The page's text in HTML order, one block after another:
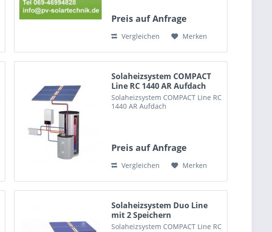
Preis auf Anfrage
Vergleichen Merken
Solaheizsystem COMPACT
Line RC 1440 AR Aufdach
Solaheizsystem COMPACT Line RC
1440 AR Aufdach
Preis auf Anfrage
Vergleichen Merken
Solaheizsystem Duo Line
mit 2 Speichern
Solaheizsystem COMPACT Line RC